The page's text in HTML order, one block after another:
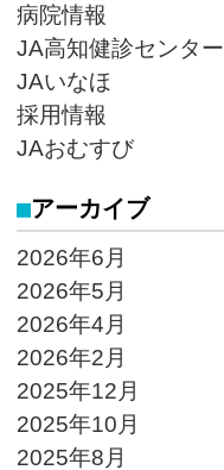
病院情報
JA高知健診センター
JAいなほ
採用情報
JAおむすび
アーカイブ
2026年6月
2026年5月
2026年4月
2026年2月
2025年12月
2025年10月
2025年8月